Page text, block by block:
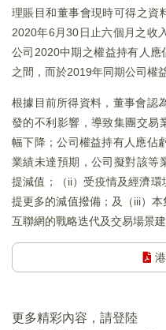
理賬目和董事會現時可得之資
2020年6月30日止六個月之收
公司2020中期之權益持有人
之間，而於2019年同期公司權
根據目前所得資料，董事會認
發的不利影響，導致集團交易
幅下降；公司權益持有人應佔
業績未達預期，公司擬對該等
提減值；（ii）受疫情及經濟
提更多的減值撥備；及（iii）
互聯網的戰略迭代及交易場景建
更多精彩內容，請登陸